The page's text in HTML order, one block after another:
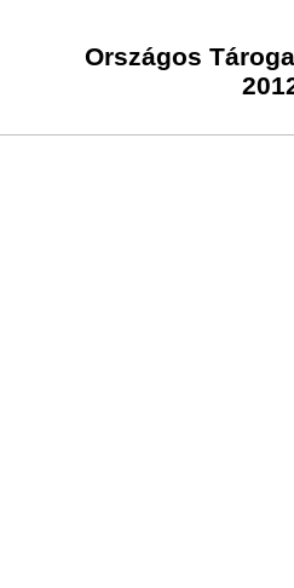
Országos